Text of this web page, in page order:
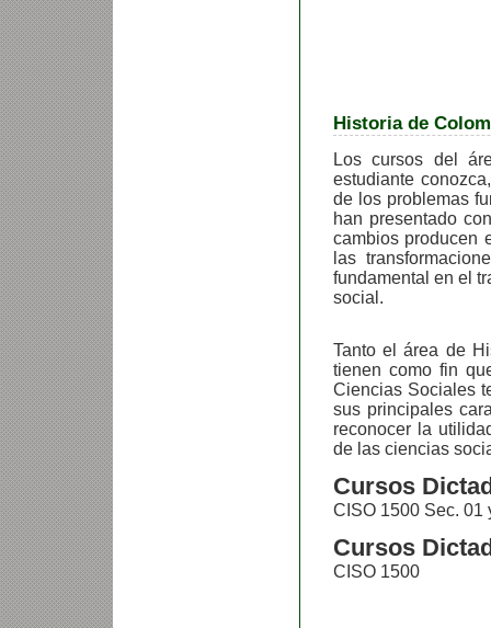
Historia de
Los cursos del
estudiante
de los problemas
han presentado
cambios producen
las
fundamental en el
social.
Tanto el área de
tienen como fin
Ciencias Sociales
sus principales
reconocer la
de las ciencias
Cursos
CISO 1500 Sec.
Cursos
CISO 1500